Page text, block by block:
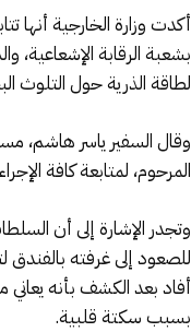
أكدت وزارة الخارجية أنها
لطاقة الذرية حول التلوث
وقال السفير ياسر هاشم،
المرحوم، لمتابعة كافة
وتجدر الإشارة إلى أن
للصعود إلى غرفته بالفندق
أفاد بعد الكشف بأنه
بسبب سكتة قلبية.